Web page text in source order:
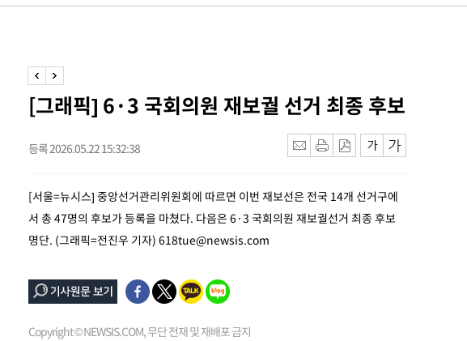
[그래픽] 6·3 국회의원 재보궐 선거 최종 후보
등록 2026.05.22 15:32:38
[서울=뉴시스] 중앙선거관리위원회에 따르면 이번 재보선은 전국 14개 선거구에
서 총 47명의 후보가 등록을 마쳤다. 다음은 6·3 국회의원 재보궐선거 최종 후보
명단. (그래픽=전진우 기자) 618tue@newsis.com
Copyright © NEWSIS.COM, 무단 전재 및 재배포 금지